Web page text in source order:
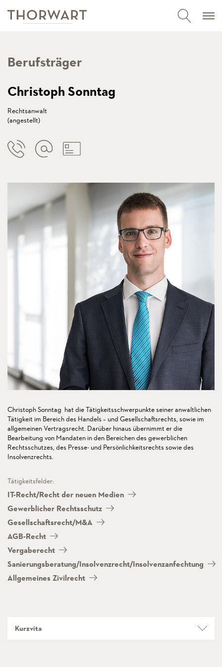
Berufsträger
Christoph Sonntag
Rechtsanwalt
(angestellt)
Christoph Sonntag hat die Tätigkeitsschwerpunkte seiner anwaltlichen
Tätigkeit im Bereich des Handels – und Gesellschaftsrechts, sowie im
allgemeinen Vertragsrecht. Darüber hinaus übernimmt er die
Bearbeitung von Mandaten in den Bereichen des gewerblichen
Rechtsschutzes, des Presse- und Persönlichkeitsrechts sowie des
Insolvenzrechts.
Tätigkeitsfelder:
IT-Recht/Recht der neuen Medien
Gewerblicher Rechtsschutz
Gesellschaftsrecht/M&A
AGB-Recht
Vergaberecht
Sanierungsberatung/Insolvenzrecht/Insolvenzanfechtung
Allgemeines Zivilrecht
Kurzvita